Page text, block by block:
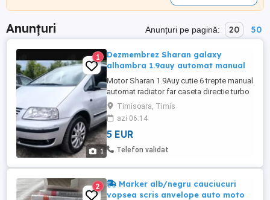
Anunțuri Anunțuri pe pagină: 20 50
1
1
Dezmembrez Sharan galaxy
alhambra 1.9auy automat manual
Motor Sharan 1.9Auy cutie 6 trepte manual
automat radiator far caseta directie turbo
dezmembrez sharan galaxy alhambra
piese
Timisoara, Timis
azi 06:14
5 EUR
Telefon validat
2
Marker alb/negru cauciucuri
vopsea scris anvelope auto moto